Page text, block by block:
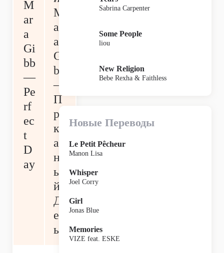
M
ar
a
Gi
bb
—
Pe
rf
ec
t
D
ay
M
ar
a
Gi
bb
—
П
ре
кр
ас
н
ы
й
Д
ен
ь
Sabrina Carpenter
Some People
liou
New Religion
Bebe Rexha & Faithless
Новые Переводы
Le Petit Pêcheur
Manon Lisa
Whisper
Joel Corry
Girl
Jonas Blue
Memories
VIZE feat. ESKE